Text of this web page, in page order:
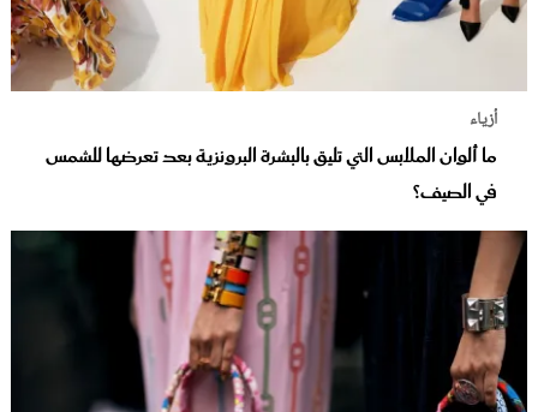
أزياء
ما ألوان الملابس التي تليق بالبشرة البرونزية بعد تعرضها للشمس
في الصيف؟